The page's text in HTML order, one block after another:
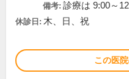
備考: 診療は 9:00～
休診日: 木、日、祝
この医